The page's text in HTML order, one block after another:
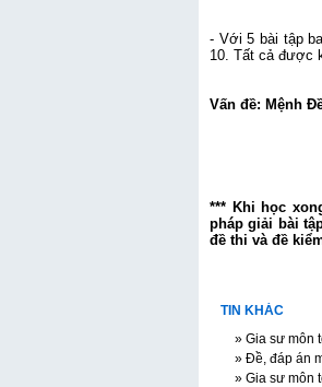
- Với 5 bài tập
10. Tất cả được
Vấn đề: Mệnh
*** Khi học
pháp giải bài
đề thi và đề
TIN KHÁC
» Gia sư môn
» Đề, đáp án
» Gia sư môn